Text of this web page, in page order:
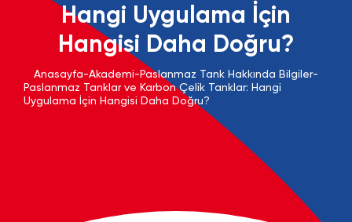
Hangi Uygulama İçin
Hangisi Daha Doğru?
Anasayfa-Akademi- Paslanmaz Tank Hakkında Bilgiler-
Paslanmaz Tanklar ve Karbon Çelik Tanklar: Hangi
Uygulama İçin Hangisi Daha Doğru?